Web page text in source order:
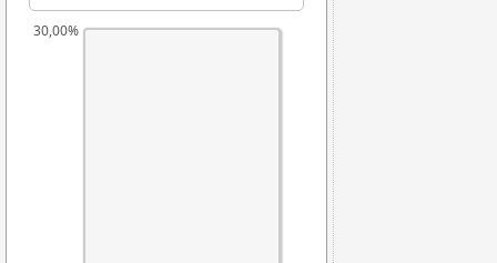
30,00%